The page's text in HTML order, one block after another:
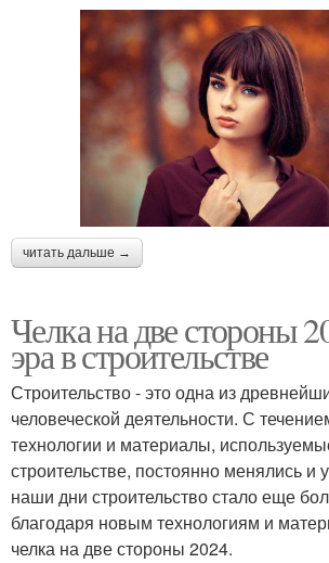
читать дальше →
Челка на две стороны
эра в строительстве
Строительство - это одна из
человеческой деятельности. С
технологии и материалы,
строительстве, постоянно менялись и
наши дни строительство стало еще
благодаря новым технологиям и
челка на две стороны 2024.